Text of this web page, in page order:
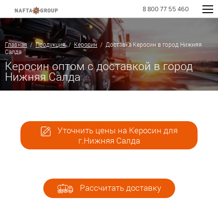
8 800 77 55 460
Главная /Продукция/ Керосин / Доставка Керосин в город Нижняя
Салда
Керосин оптом с доставкой в город
Нижняя Салда
Уточнить цены на Керосин для
г.Нижняя Салда
Рассчитать доставку